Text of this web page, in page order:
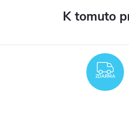
K tomuto
ZDARMA